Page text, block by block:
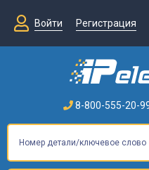
Войти
Регистрация
8-800-555-20-